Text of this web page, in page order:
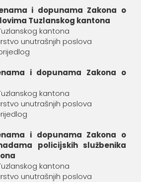
i dopunama Zakona o
Tuzlanskog kantona
kantona
unutrašnjih poslova
i dopunama Zakona o
kantona
unutrašnjih poslova
i dopunama Zakona o
policijskih službenika
kantona
unutrašnjih poslova